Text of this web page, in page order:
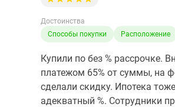
Достоинства
Способы покупки
Расположение
Купили по без % рассрочке.
платежом 65% от суммы, на
сделали скидку. Ипотека
адекватный %. Сотрудники